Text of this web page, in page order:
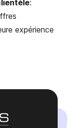
:
expérience